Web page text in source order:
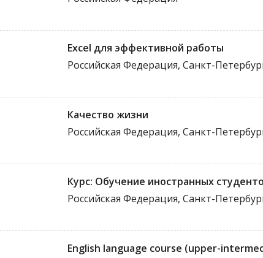
Excel для эффективной работы
Российская Федерация, Санкт-
Качество жизни
Российская Федерация, Санкт-
Курс: Обучение иностранных
Российская Федерация, Санкт-
English language course (upper-